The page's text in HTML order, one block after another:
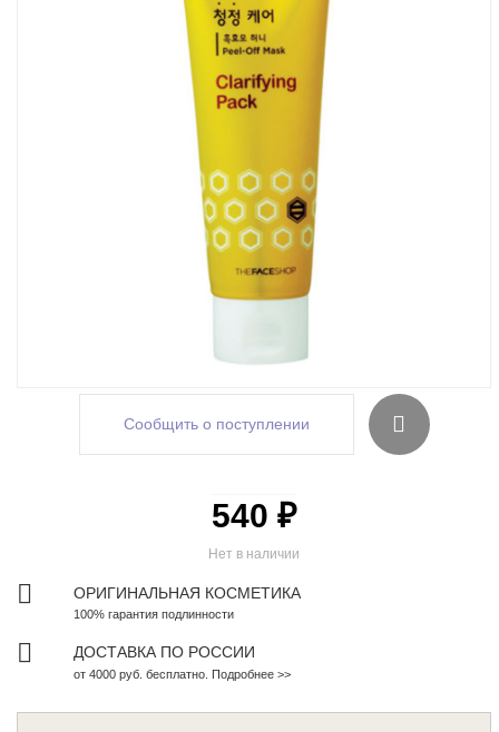
Сообщить о поступлении
Нет в наличии
540 ₽
ОРИГИНАЛЬНАЯ КОСМЕТИКА
100% гарантия подлинности
ДОСТАВКА ПО РОССИИ
от 4000 руб. бесплатно. Подробнее >>